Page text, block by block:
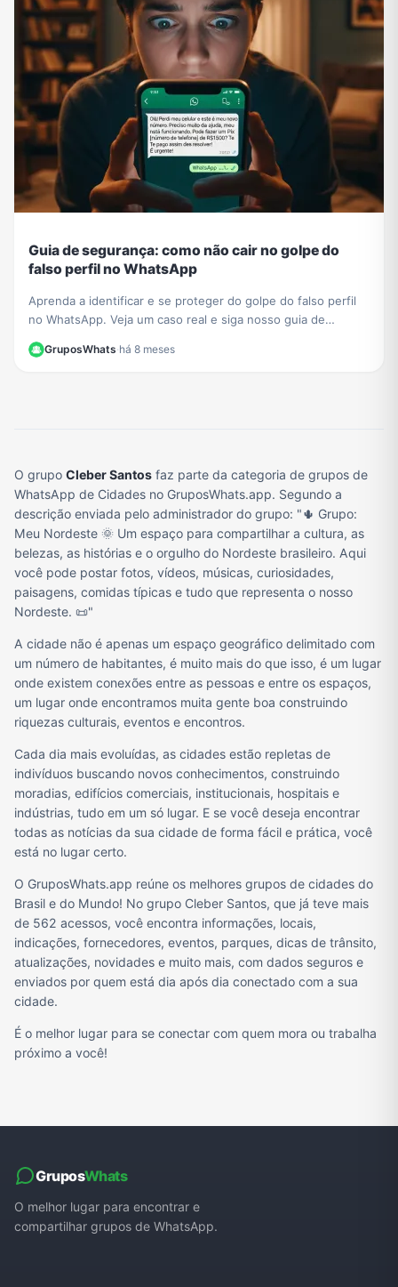
Guia de segurança: como não cair no golpe do
falso perfil no WhatsApp
Aprenda a identificar e se proteger do golpe do falso perfil
no WhatsApp. Veja um caso real e siga nosso guia de
GruposWhats·há 8 meses
O grupo Cleber Santos faz parte da categoria de grupos de
WhatsApp de Cidades no GruposWhats.app. Segundo a
descrição enviada pelo administrador do grupo: "🌵 Grupo:
Meu Nordeste 🌞 Um espaço para compartilhar a cultura, as
belezas, as histórias e o orgulho do Nordeste brasileiro. Aqui
você pode postar fotos, vídeos, músicas, curiosidades,
paisagens, comidas típicas e tudo que representa o nosso
Nordeste. 📜"
A cidade não é apenas um espaço geográfico delimitado com
um número de habitantes, é muito mais do que isso, é um lugar
onde existem conexões entre as pessoas e entre os espaços,
um lugar onde encontramos muita gente boa construindo
riquezas culturais, eventos e encontros.
Cada dia mais evoluídas, as cidades estão repletas de
indivíduos buscando novos conhecimentos, construindo
moradias, edifícios comerciais, institucionais, hospitais e
indústrias, tudo em um só lugar. E se você deseja encontrar
todas as notícias da sua cidade de forma fácil e prática, você
está no lugar certo.
O GruposWhats.app reúne os melhores grupos de cidades do
Brasil e do Mundo! No grupo Cleber Santos, que já teve mais
de 562 acessos, você encontra informações, locais,
indicações, fornecedores, eventos, parques, dicas de trânsito,
atualizações, novidades e muito mais, com dados seguros e
enviados por quem está dia após dia conectado com a sua
cidade.
É o melhor lugar para se conectar com quem mora ou trabalha
próximo a você!
GruposWhats
O melhor lugar para encontrar e
compartilhar grupos de WhatsApp.